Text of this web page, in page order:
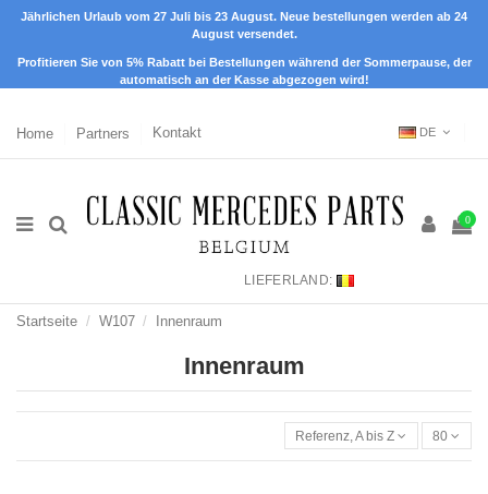
Jährlichen Urlaub vom 27 Juli bis 23 August. Neue bestellungen werden ab 24
August versendet.
Profitieren Sie von 5% Rabatt bei Bestellungen während der Sommerpause, der
automatisch an der Kasse abgezogen wird!
Home Partners Kontakt DE
0
LIEFERLAND:
Startseite W107 Innenraum
Innenraum
Referenz, A bis Z 80